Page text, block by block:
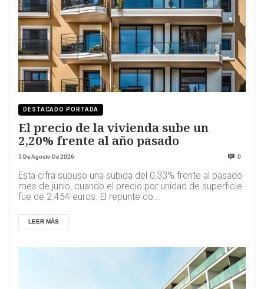
DESTACADO PORTADA
El precio de la vivienda sube un
2,20% frente al año pasado
5 De Agosto De 2026 0
Esta cifra supuso una subida del 0,33% frente al pasado
mes de junio, cuando el precio por unidad de superficie
fue de 2.454 euros. El repunte co...
LEER MÁS